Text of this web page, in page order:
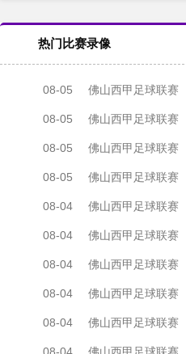
热门比赛录像
08-05 佛山西甲足球联赛
08-05 佛山西甲足球联赛
08-05 佛山西甲足球联赛
08-05 佛山西甲足球联赛
08-04 佛山西甲足球联赛
08-04 佛山西甲足球联赛
08-04 佛山西甲足球联赛
08-04 佛山西甲足球联赛
08-04 佛山西甲足球联赛
08-04 佛山西甲足球联赛